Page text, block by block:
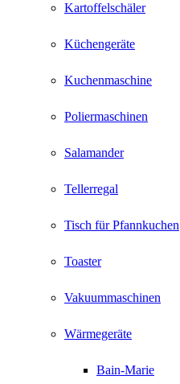
Kartoffelschäler
Küchengeräte
Kuchenmaschine
Poliermaschinen
Salamander
Tellerregal
Tisch für Pfannkuchen
Toaster
Vakuummaschinen
Wärmegeräte
Bain-Marie